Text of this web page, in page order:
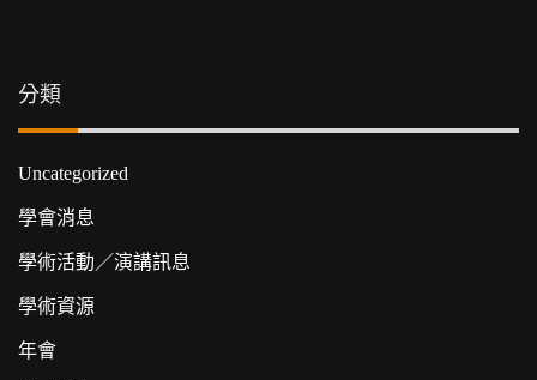
分類
Uncategorized
學會消息
學術活動／演講訊息
學術資源
年會